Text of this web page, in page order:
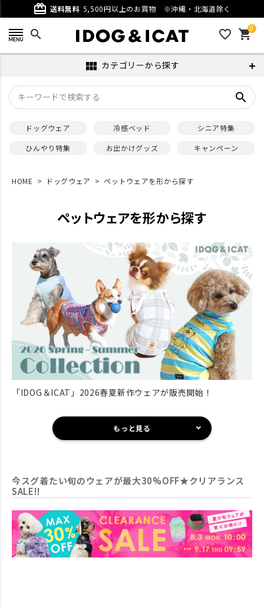
card_giftcard 送料無料 5,500円以上のお買物 ※沖縄・北海道除く
search favorite_outline 0
shopping_cart
view_module カテゴリーから探す
search
ドッグウェア 冷感ベッド
シニア特集
ひんやり特集
お出かけグッズ キャンペーン
HOME ドッグウェア ペットウェアを形から探す
ペットウェアを形から探す
「IDOG＆ICAT」2026春夏新作ウェアが販売開始！
もっと見る
今スグ着たい旬のウェアが最大30%OFF★クリアランス
SALE!!